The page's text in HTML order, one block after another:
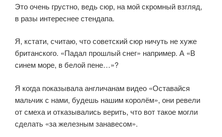
Это очень грустно, ведь сюр, на мой скромный взгляд,
в разы интереснее стендапа.
Я, кстати, считаю, что советский сюр ничуть не хуже
британского. «Падал прошлый снег» например. А «В
синем море, в белой пене…»?
Я когда показывала англичанам видео «Оставайся
мальчик с нами, будешь нашим королём», они ревели
от смеха и отказывались верить, что вот такое могли
сделать «за железным занавесом».